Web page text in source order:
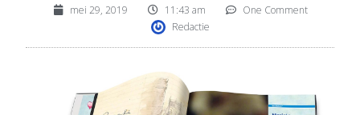
mei 29, 2019 11:43 am
One Comment
Redactie